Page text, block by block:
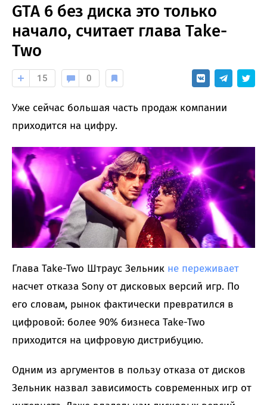
GTA 6 без диска это только
начало, считает глава Take-
Two
15 0
Уже сейчас большая часть продаж компании
приходится на цифру.
Глава Take-Two Штраус Зельник не переживает
насчет отказа Sony от дисковых версий игр. По
его словам, рынок фактически превратился в
цифровой: более 90% бизнеса Take-Two
приходится на цифровую дистрибуцию.
Одним из аргументов в пользу отказа от дисков
Зельник назвал зависимость современных игр от